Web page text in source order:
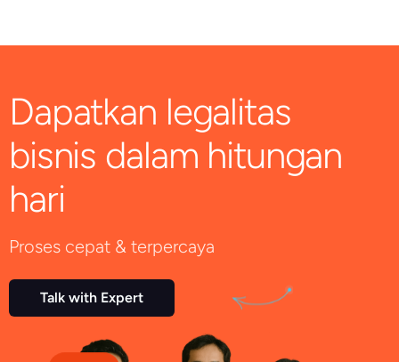
Dapatkan legalitas
bisnis dalam hitungan
hari
Proses cepat & terpercaya
Talk with Expert